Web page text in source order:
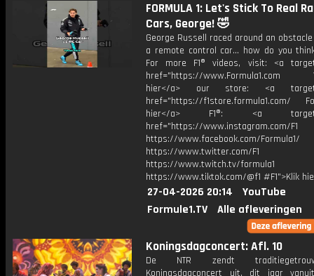
FORMULA 1: Let's Stick To Real
Cars, George! 🤣
George Russell raced around an
a remote control car... how do you
For more F1® videos, visit: <a
href="https://www.Formula1.com
hier</a> our store: <a
href="https://f1store.formula1.com/
hier</a> F1®: <a
href="https://www.instagram.com/F1
https://www.facebook.com/Formula1/
https://www.twitter.com/F1
https://www.twitch.tv/formula1
https://www.tiktok.com/@f1 #F1">Klik
27-04-2026 20:14
YouTube
Formule1.TV
Alle afleveringen
Koningsdagconcert: Afl. 10
De NTR zendt
Koningsdagconcert uit, dit jaar